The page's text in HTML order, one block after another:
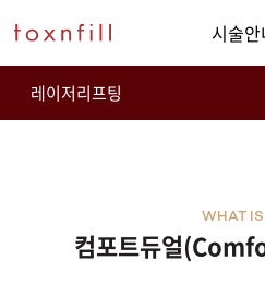
시술안
컴포트듀얼
WHAT IS